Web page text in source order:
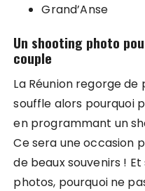
Grand’Anse
Un shooting photo
couple
La Réunion regorge
souffle alors pourquoi
en programmant un
Ce sera une occasion
de beaux souvenirs !
photos, pourquoi ne